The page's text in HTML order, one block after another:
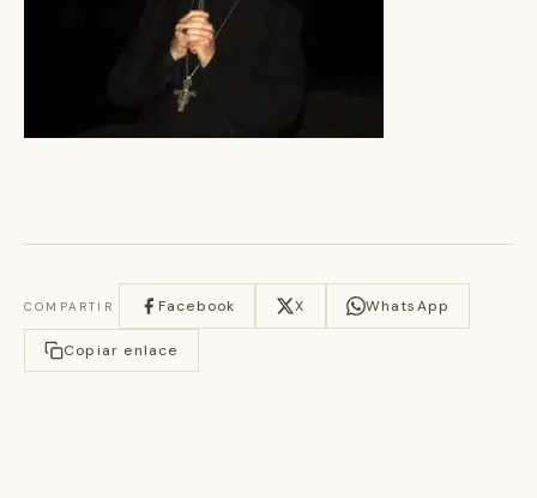
COMPARTIR Facebook X WhatsApp
Copiar enlace